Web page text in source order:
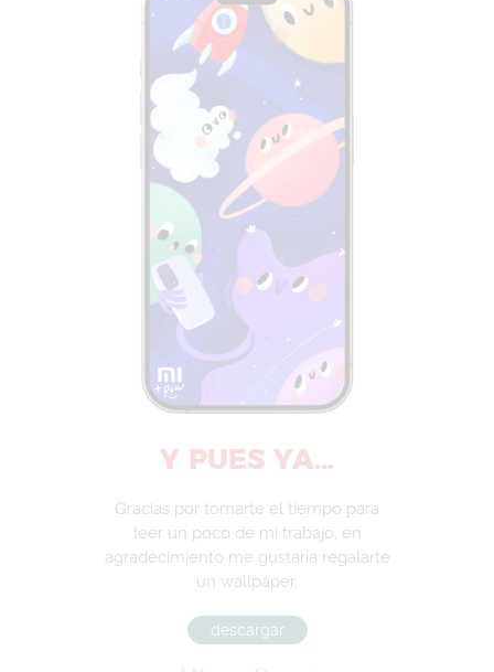
Y PUES YA…
Gracias por tomarte el tiempo para
leer un poco de mi trabajo, en
agradecimiento me gustaría regalarte
un wallpaper.
descargar